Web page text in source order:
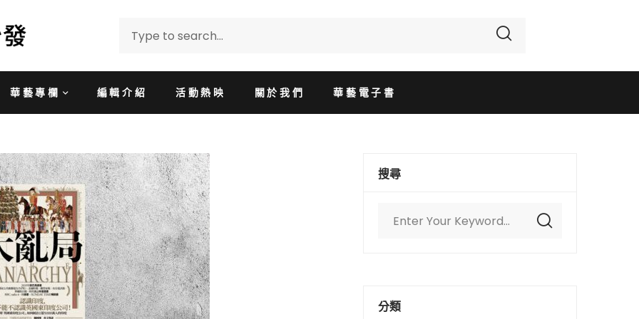
華藝專欄 編輯介紹 活動熱映 關於我們 華藝電子書
搜尋
分類